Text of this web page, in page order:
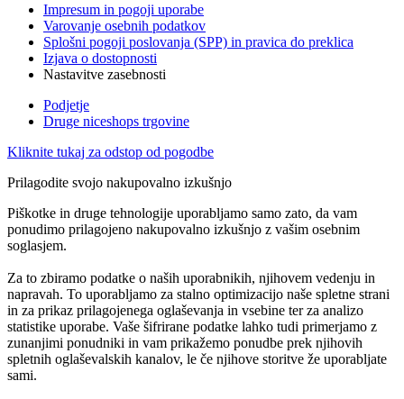
Impresum in pogoji uporabe
Varovanje osebnih podatkov
Splošni pogoji poslovanja (SPP) in pravica do preklica
Izjava o dostopnosti
Nastavitve zasebnosti
Podjetje
Druge niceshops trgovine
Kliknite tukaj za odstop od pogodbe
Prilagodite svojo nakupovalno izkušnjo
Piškotke in druge tehnologije uporabljamo samo zato, da vam
ponudimo prilagojeno nakupovalno izkušnjo z vašim osebnim
soglasjem.
Za to zbiramo podatke o naših uporabnikih, njihovem vedenju in
napravah. To uporabljamo za stalno optimizacijo naše spletne strani
in za prikaz prilagojenega oglaševanja in vsebine ter za analizo
statistike uporabe. Vaše šifrirane podatke lahko tudi primerjamo z
zunanjimi ponudniki in vam prikažemo ponudbe prek njihovih
spletnih oglaševalskih kanalov, le če njihove storitve že uporabljate
sami.